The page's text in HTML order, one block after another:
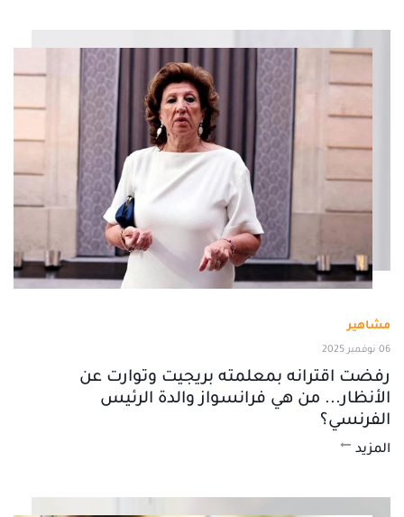
مشاهير
06 نوفمبر 2025
رفضت اقترانه بمعلمته بريجيت وتوارت عن
الأنظار... من هي فرانسواز والدة الرئيس
الفرنسي؟
المزيد